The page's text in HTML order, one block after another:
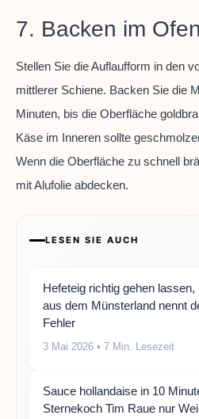
7. Backen im Ofen
Stellen Sie die Auflaufform in den
mittlerer Schiene. Backen Sie die
Minuten, bis die Oberfläche
Käse im Inneren sollte
Wenn die Oberfläche zu schnell
mit Alufolie abdecken.
LESEN SIE AUCH
Hefeteig richtig gehen
aus dem Münsterland nennt
Fehler
3 Mai 2026 • 7 Min. Lesezeit
Sauce hollandaise in 10
Sternekoch Tim Raue nur